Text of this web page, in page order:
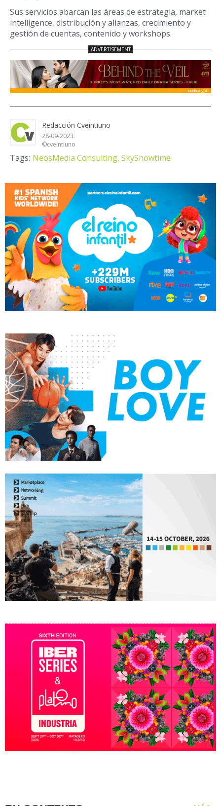
Sus servicios abarcan las áreas de estrategia, market
intelligence, distribución y alianzas, crecimiento y
gestión de cuentas, contenido y workshops.
Redacción Cveintiuno
28-09-2023
©cveintiuno
Tags: NeosMedia Consulting, SkyShowtime